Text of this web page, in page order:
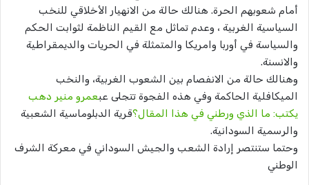
أمام شعوبهم الحرة. هنالك حالة من الانهيار الأخلاقي للنخب
السياسية الغربية ، وعدم تماثل مع القيم الناظمة لثوابت الحكم
والسياسة في أوربا وامريكا والمتمثلة في الحريات والديمقراطية
والانسنة.
وهنالك حالة من الانفصام بين الشعوب الغربية، والنخب
الميكافلية الحاكمة وفي هذه الفجوة تتجلى عبعمرو منير دهب
يكتب: ما الذي ورطني في هذا المقال؟قرية الدبلوماسية الشعبية
والرسمية السودانية.
وحتما ستنتصر إرادة الشعب والجيش السوداني في معركة الشرف
الوطني